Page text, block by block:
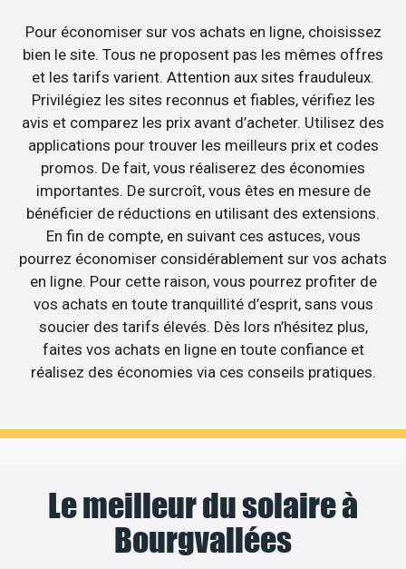
Pour économiser sur vos achats en ligne, choisissez
bien le site. Tous ne proposent pas les mêmes offres
et les tarifs varient. Attention aux sites frauduleux.
Privilégiez les sites reconnus et fiables, vérifiez les
avis et comparez les prix avant d’acheter. Utilisez des
applications pour trouver les meilleurs prix et codes
promos. De fait, vous réaliserez des économies
importantes. De surcroît, vous êtes en mesure de
bénéficier de réductions en utilisant des extensions.
En fin de compte, en suivant ces astuces, vous
pourrez économiser considérablement sur vos achats
en ligne. Pour cette raison, vous pourrez profiter de
vos achats en toute tranquillité d’esprit, sans vous
soucier des tarifs élevés. Dès lors n’hésitez plus,
faites vos achats en ligne en toute confiance et
réalisez des économies via ces conseils pratiques.
Le meilleur du solaire à
Bourgvallées